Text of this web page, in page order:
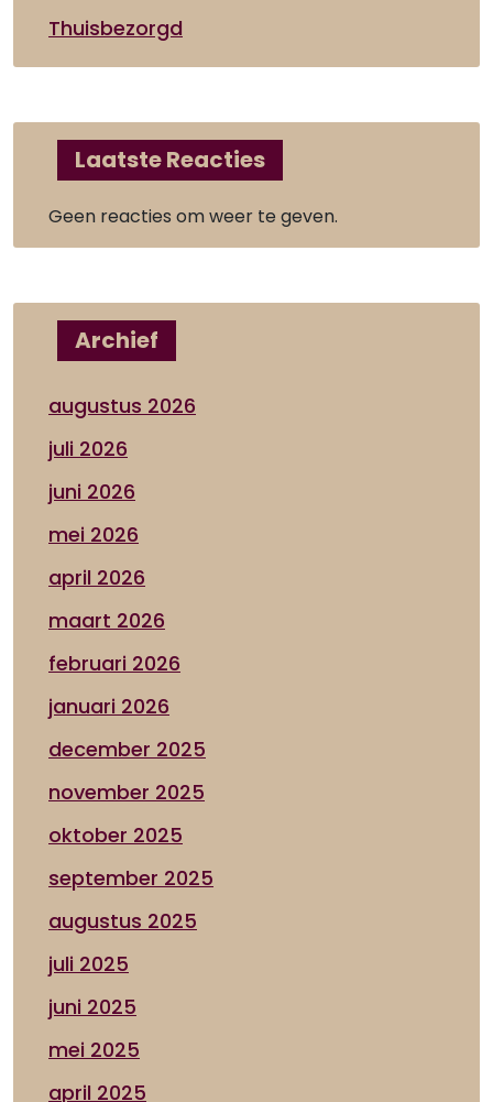
Thuisbezorgd
Laatste Reacties
Geen reacties om weer te geven.
Archief
augustus 2026
juli 2026
juni 2026
mei 2026
april 2026
maart 2026
februari 2026
januari 2026
december 2025
november 2025
oktober 2025
september 2025
augustus 2025
juli 2025
juni 2025
mei 2025
april 2025